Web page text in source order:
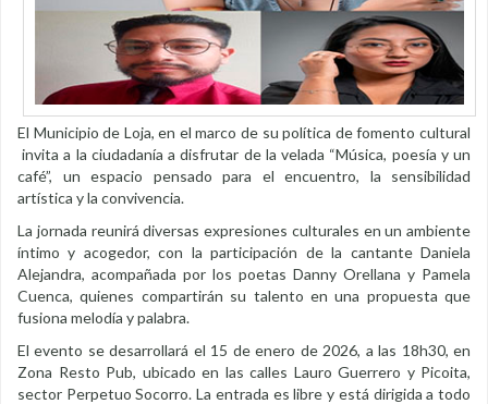
El Municipio de Loja, en el marco de su política de fomento cultural
invita a la ciudadanía a disfrutar de la velada “Música, poesía y un
café”, un espacio pensado para el encuentro, la sensibilidad
artística y la convivencia.
La jornada reunirá diversas expresiones culturales en un ambiente
íntimo y acogedor, con la participación de la cantante Daniela
Alejandra, acompañada por los poetas Danny Orellana y Pamela
Cuenca, quienes compartirán su talento en una propuesta que
fusiona melodía y palabra.
El evento se desarrollará el 15 de enero de 2026, a las 18h30, en
Zona Resto Pub, ubicado en las calles Lauro Guerrero y Picoita,
sector Perpetuo Socorro. La entrada es libre y está dirigida a todo